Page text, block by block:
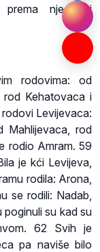
njegovoj
rodovima: od
Kehatovaca i
Levijevaca:
Mahlijevaca, rod
rodio Amram. 59
je kći Levijeva,
rodila: Arona,
se rodili: Nadab,
poginuli su kad su
62 Svih je
pa naviše bilo